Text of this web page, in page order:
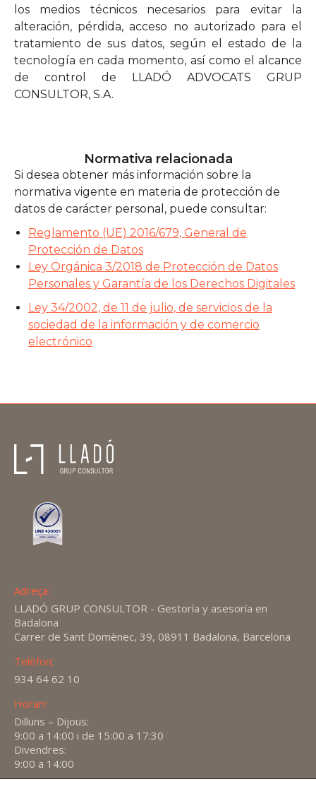
los medios técnicos necesarios para evitar la
alteración, pérdida, acceso no autorizado para el
tratamiento de sus datos, según el estado de la
tecnología en cada momento, así como el alcance
de control de LLADÓ ADVOCATS GRUP
CONSULTOR, S.A.
Normativa relacionada
Si desea obtener más información sobre la
normativa vigente en materia de protección de
datos de carácter personal, puede consultar:
Reglamento (UE) 2016/679, General de
Protección de Datos
Ley Orgánica 3/2018 de Protección de Datos
Personales y Garantía de los Derechos Digitales
Ley 34/2002, de 11 de julio, de servicios de la
sociedad de la información y de comercio
electrónico
Adreça:
LLADÓ GRUP CONSULTOR - Gestoría y asesoría en
Badalona
Carrer de Sant Domènec, 39, 08911 Badalona, Barcelona
Telèfon:
934 64 62 10
Horari:
Dilluns – Dijous:
9:00 a 14:00 i de 15:00 a 17:30
Divendres:
9:00 a 14:00